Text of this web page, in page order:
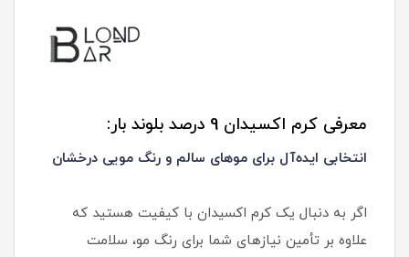
معرفی کرم اکسیدان 9 درصد بلوند بار:
انتخابی ایده‌آل برای موهای سالم و رنگ مویی درخشان
اگر به دنبال یک کرم اکسیدان با کیفیت هستید که
علاوه بر تأمین نیازهای شما برای رنگ مو، سلامت